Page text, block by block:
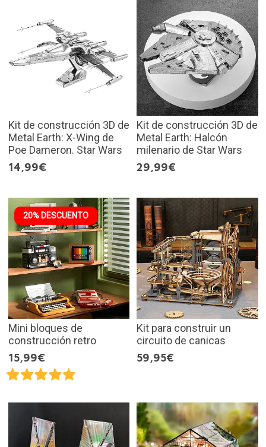
Kit de construcción 3D de
Metal Earth: X-Wing de
Poe Dameron. Star Wars
14,99€
Kit de construcción 3D de
Metal Earth: Halcón
milenario de Star Wars
29,99€
20% DESCUENTO
Mini bloques de
construcción retro
15,99€
Kit para construir un
circuito de canicas
59,95€